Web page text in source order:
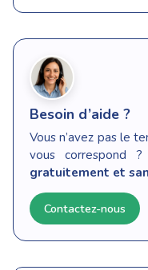
Besoin d’aide ?
Vous n’avez pas le
vous correspond ?
gratuitement et
Contactez-nous